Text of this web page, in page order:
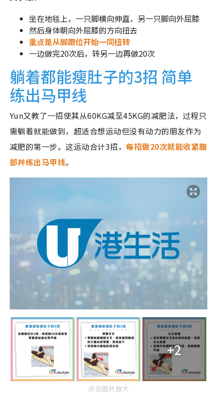
坐在地毯上，一只脚横向伸直，另一只脚向外屈膝
然后身体朝向外屈膝的方向扭去
重点是从脚跟位开始一同扭转
一边做完20次后，转另一边再做20次
躺着都能瘦肚子的3招 简单
练出马甲线
Yun又教了一招使其从60KG减至45KG的减肥法，过程只
需躺着就能做到，超适合想运动但没有动力的朋友作为
减肥的第一步。这运动合计3招，每招做20次就能收紧腹
部并练出马甲线。
+2
点击图片放大